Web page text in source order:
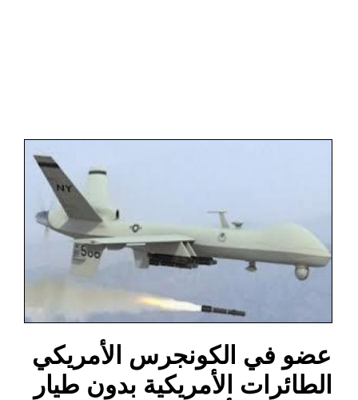
عضو في الكونجرس الأمريكي
الطائرات الأمريكية بدون طيار